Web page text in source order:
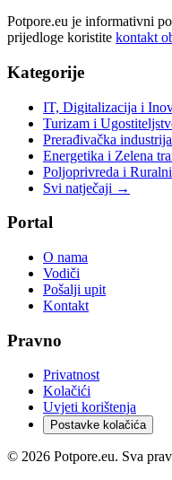
Potpore.eu je informativni
prijedloge koristite kontakt
Kategorije
IT, Digitalizacija i
Turizam i
Prerađivačka
Energetika i Zelena
Poljoprivreda i
Svi natječaji →
Portal
O nama
Vodiči
Pošalji upit
Kontakt
Pravno
Privatnost
Kolačići
Uvjeti korištenja
Postavke kolačića
© 2026 Potpore.eu. Sva